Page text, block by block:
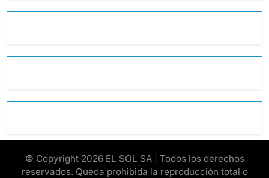
© Copyright 2026 EL SOL SA | Todos los derechos
reservados. Queda prohibida la reproducción total o